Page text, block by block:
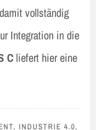
vollständig
Integration in die
Cliefert hier eine
, INDUSTRIE 4.0,